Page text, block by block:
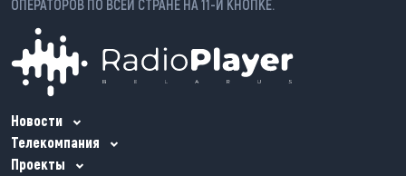
ОПЕРАТОРОВ ПО ВСЕЙ СТРАНЕ НА 11-Й КНОПКЕ.
Новости
Телекомпания
Проекты